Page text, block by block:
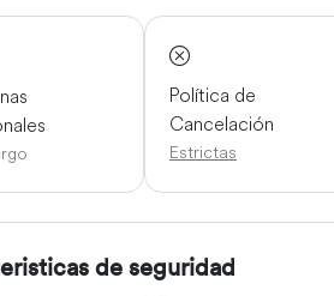
Política de
Cancelación
Estrictas
de seguridad